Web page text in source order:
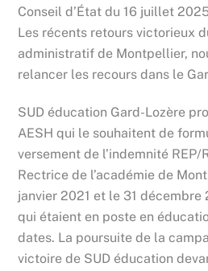
Conseil d’État du 16 juillet
Les récents retours victorieux
administratif de Montpellier,
relancer les recours dans le
SUD éducation Gard-Lozère
AESH qui le souhaitent de
versement de l’indemnité REP/
Rectrice de l’académie de
janvier 2021 et le 31 décembre
qui étaient en poste en
dates. La poursuite de la
victoire de SUD éducation